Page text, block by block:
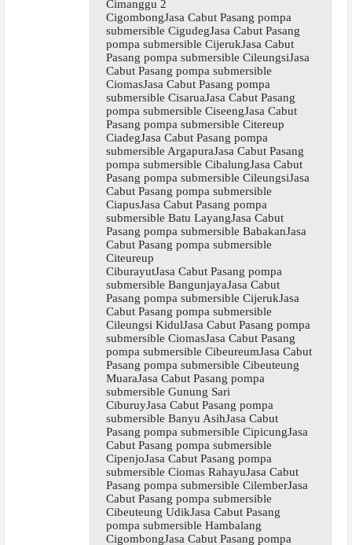
Cimanggu 2
CigombongJasa Cabut Pasang pompa
submersible CigudegJasa Cabut Pasang
pompa submersible CijerukJasa Cabut
Pasang pompa submersible CileungsiJasa
Cabut Pasang pompa submersible
CiomasJasa Cabut Pasang pompa
submersible CisaruaJasa Cabut Pasang
pompa submersible CiseengJasa Cabut
Pasang pompa submersible Citereup
CiadegJasa Cabut Pasang pompa
submersible ArgapuraJasa Cabut Pasang
pompa submersible CibalungJasa Cabut
Pasang pompa submersible CileungsiJasa
Cabut Pasang pompa submersible
CiapusJasa Cabut Pasang pompa
submersible Batu LayangJasa Cabut
Pasang pompa submersible BabakanJasa
Cabut Pasang pompa submersible
Citeureup
CiburayutJasa Cabut Pasang pompa
submersible BangunjayaJasa Cabut
Pasang pompa submersible CijerukJasa
Cabut Pasang pompa submersible
Cileungsi KidulJasa Cabut Pasang pompa
submersible CiomasJasa Cabut Pasang
pompa submersible CibeureumJasa Cabut
Pasang pompa submersible Cibeuteung
MuaraJasa Cabut Pasang pompa
submersible Gunung Sari
CiburuyJasa Cabut Pasang pompa
submersible Banyu AsihJasa Cabut
Pasang pompa submersible CipicungJasa
Cabut Pasang pompa submersible
CipenjoJasa Cabut Pasang pompa
submersible Ciomas RahayuJasa Cabut
Pasang pompa submersible CilemberJasa
Cabut Pasang pompa submersible
Cibeuteung UdikJasa Cabut Pasang
pompa submersible Hambalang
CigombongJasa Cabut Pasang pompa